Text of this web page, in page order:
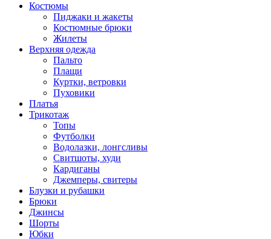
Костюмы
Пиджаки и жакеты
Костюмные брюки
Жилеты
Верхняя одежда
Пальто
Плащи
Куртки, ветровки
Пуховики
Платья
Трикотаж
Топы
Футболки
Водолазки, лонгсливы
Свитшоты, худи
Кардиганы
Джемперы, свитеры
Блузки и рубашки
Брюки
Джинсы
Шорты
Юбки